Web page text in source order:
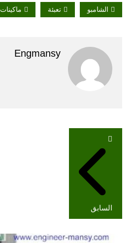
الشامبو تعبئة ماكينات
Engmansy
تصفّح
المقالات
السابق